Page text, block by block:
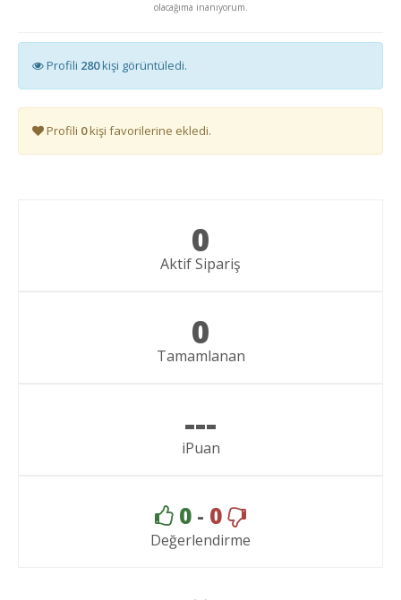
olacağıma inanıyorum.
Profili 280kişi görüntüledi.
Profili 0kişi favorilerine ekledi.
0
Aktif Sipariş
0
Tamamlanan
---
iPuan
0 - 0
Değerlendirme